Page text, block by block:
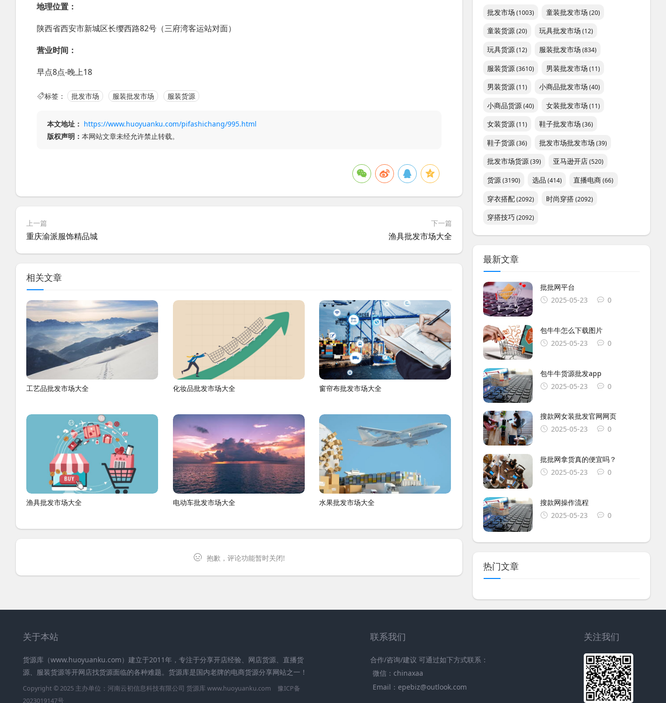
地理位置：
陕西省西安市新城区长缨西路82号（三府湾客运站对面）
营业时间：
早点8点-晚上18
标签： 批发市场 服装批发市场 服装货源
本文地址： https://www.huoyuanku.com/pifashichang/995.html
版权声明： 本网站文章未经允许禁止转载。
上一篇
重庆渝派服饰精品城
下一篇
渔具批发市场大全
相关文章
工艺品批发市场大全 化妆品批发市场大全 窗帘布批发市场大全
渔具批发市场大全 电动车批发市场大全 水果批发市场大全
抱歉，评论功能暂时关闭!
批发市场 (1003) 童装批发市场 (20)
童装货源(20) 玩具批发市场 (12)
玩具货源(12) 服装批发市场 (834)
服装货源(3610) 男装批发市场 (11)
男装货源(11) 小商品批发市场 (40)
小商品货源(40) 女装批发市场 (11)
女装货源(11) 鞋子批发市场 (36)
鞋子货源(36) 批发市场批发市场 (39)
批发市场货源(39) 亚马逊开店(520)
货源(3190) 选品 (414) 直播电商(66)
穿衣搭配(2092) 时尚穿搭 (2092)
穿搭技巧(2092)
最新文章
批批网平台
2025-05-23
0
包牛牛怎么下载图片
2025-05-23
0
包牛牛货源批发app
2025-05-23
0
搜款网女装批发官网网页
2025-05-23
0
批批网拿货真的便宜吗？
2025-05-23
0
搜款网操作流程
2025-05-23
0
热门文章
关于本站
货源库（www.huoyuanku.com）建立于2011年，专注于分享开店经验、网店货源、直播货
源、服装货源等开网店找货源面临的各种难题。货源库是国内老牌的电商货源分享网站之一！
Copyright © 2025 主办单位：河南云初信息科技有限公司 货源库www.huoyuanku.com
豫ICP备
2023019147号
联系我们
合作/咨询/建议 可通过如下方式联系：
微信：chinaxaa
Email：epebiz@outlook.com
关注我们